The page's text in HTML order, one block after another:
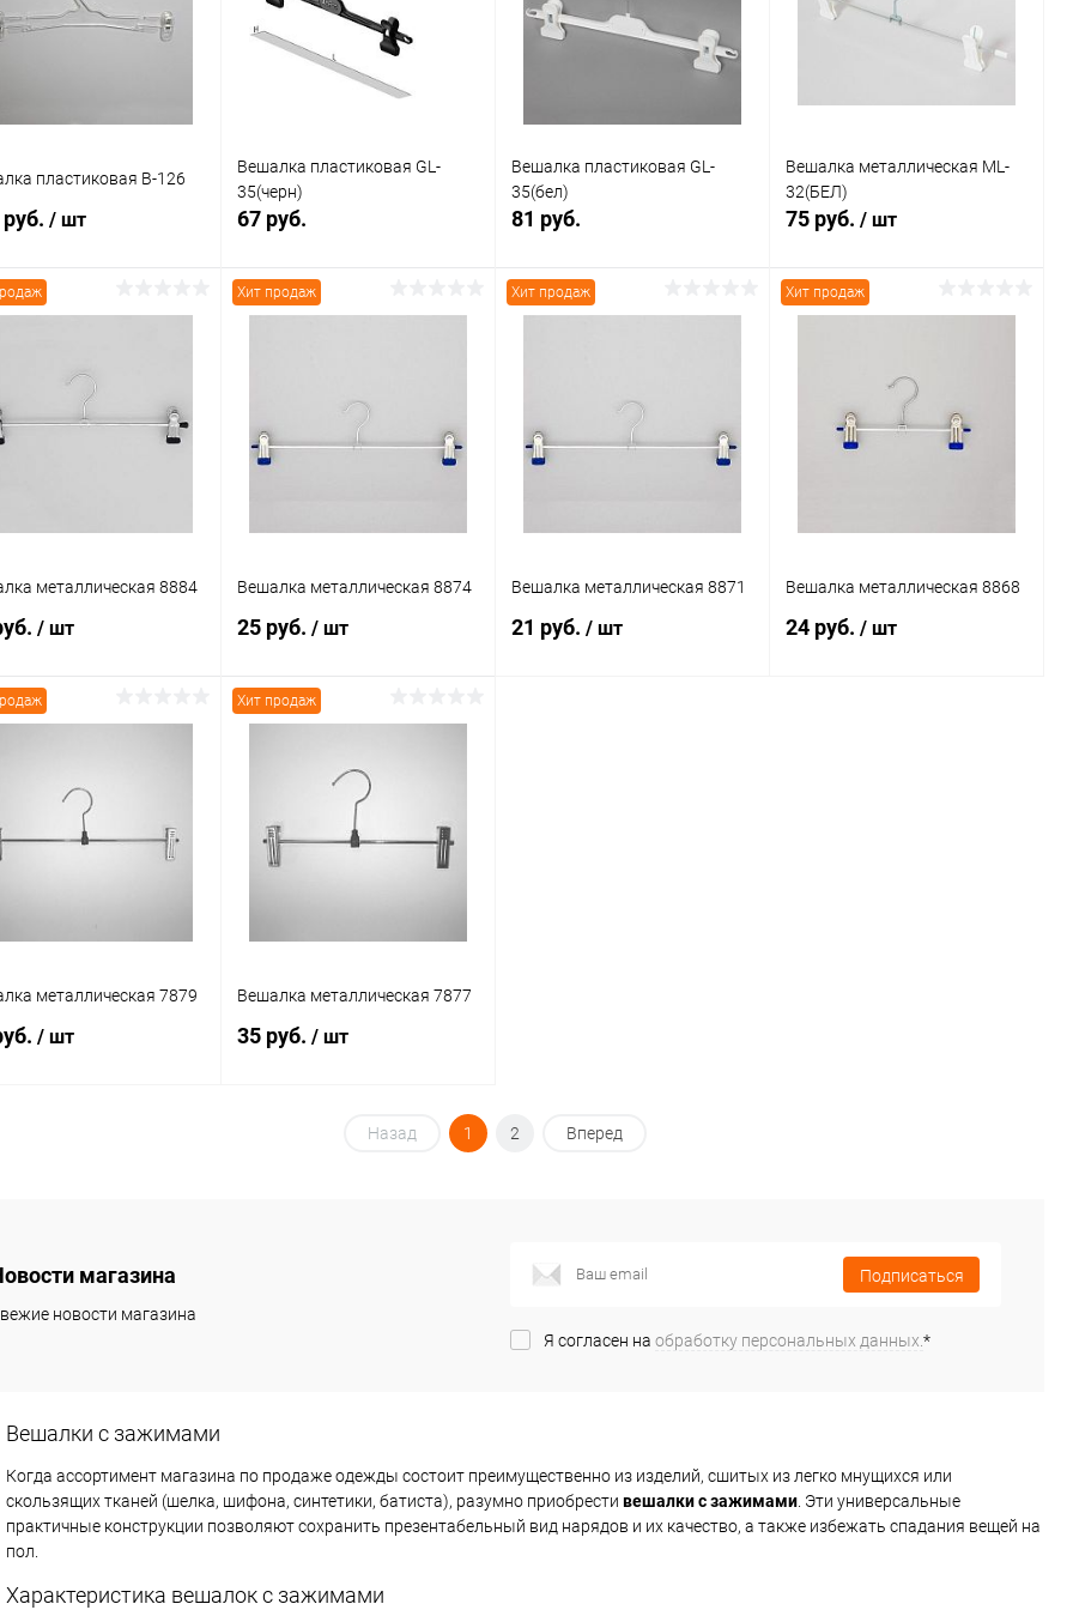
избранное В наличии В избранное В наличии В избранное В наличии В наличии
пластиковая В-126
/ шт
В корзину
В наличии
Вешалка пластиковая GL-
35(черн)
67 руб.
В корзину
В избранное В наличии
Вешалка пластиковая GL-
35(бел)
81 руб.
В корзину
В избранное В наличии
Вешалка металлическая ML-
32(БЕЛ)
75 руб. / шт
В корзину
В избранное В наличии
металлическая 8884
/ шт
В корзину
В наличии
Хит продаж
Вешалка металлическая 8874
25 руб. / шт
В корзину
Купить в 1
В избранное В наличии
Хит продаж
Вешалка металлическая 8871
21 руб. / шт
Хит продаж
Вешалка металлическая 8868
24 руб. / шт
металлическая 7879
/ шт
Хит продаж
Вешалка металлическая 7877
35 руб. / шт
В корзину
Назад 1 2 Вперед
магазина
новости магазина
Подписаться
Я согласен на обработку персональных данных. *
Вешалки с зажимами
Когда ассортимент магазина по продаже одежды состоит преимущественно из изделий, сшитых из легко мнущихся или
скользящих тканей (шелка, шифона, синтетики, батиста), разумно приобрести вешалки с зажимами. Эти универсальные
практичные конструкции позволяют сохранить презентабельный вид нарядов и их качество, а также избежать спадания вещей на
пол.
Характеристика вешалок с зажимами